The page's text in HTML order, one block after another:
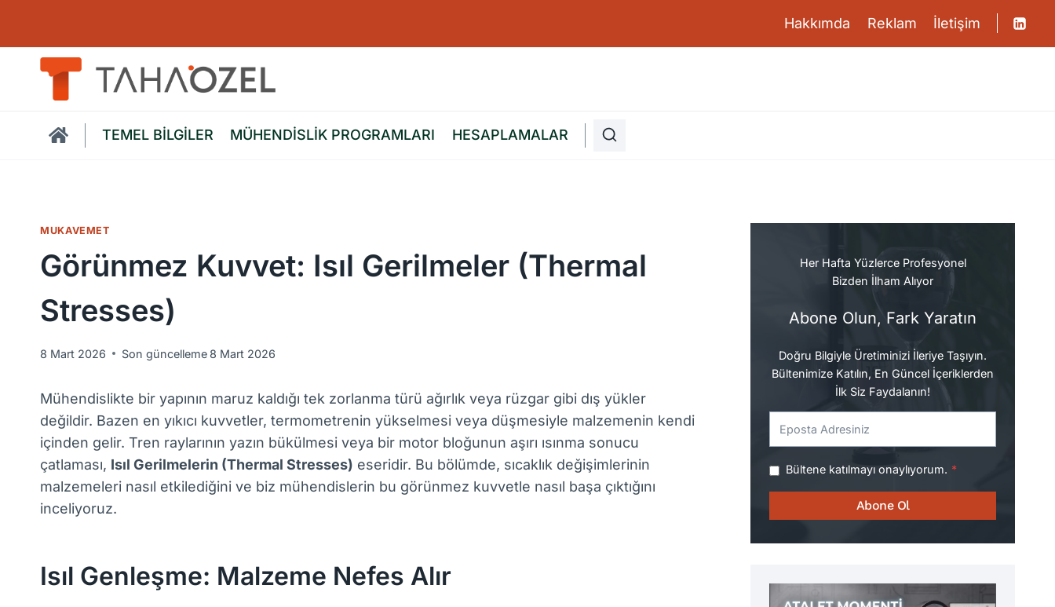
content
Hakkımda Reklam İletişim
TEMEL BİLGİLER MÜHENDİSLİK PROGRAMLARI HESAPLAMALAR
MUKAVEMET
Görünmez Kuvvet: Isıl Gerilmeler (Thermal
Stresses)
8 Mart 2026 Son güncelleme 8 Mart 2026
Mühendislikte bir yapının maruz kaldığı tek zorlanma türü ağırlık veya rüzgar gibi dış yükler
değildir. Bazen en yıkıcı kuvvetler, termometrenin yükselmesi veya düşmesiyle malzemenin kendi
içinden gelir. Tren raylarının yazın bükülmesi veya bir motor bloğunun aşırı ısınma sonucu
çatlaması, Isıl Gerilmelerin (Thermal Stresses) eseridir. Bu bölümde, sıcaklık değişimlerinin
malzemeleri nasıl etkilediğini ve biz mühendislerin bu görünmez kuvvetle nasıl başa çıktığını
inceliyoruz.
Isıl Genleşme: Malzeme Nefes Alır
Her Hafta Yüzlerce Profesyonel
Bizden İlham Alıyor
Abone Olun, Fark Yaratın
Doğru Bilgiyle Üretiminizi İleriye Taşıyın.
Bültenimize Katılın, En Güncel İçeriklerden
İlk Siz Faydalanın!
Bültene katılmayı onaylıyorum. *
Abone Ol